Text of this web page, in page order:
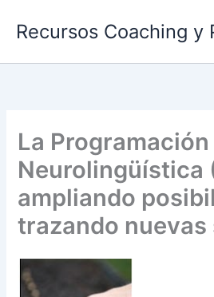
Recursos Coaching y
La Programación
Neurolingüística
ampliando
trazando nuevas